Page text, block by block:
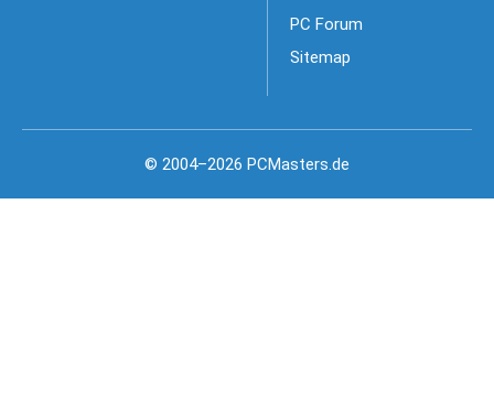
PC Forum
Sitemap
© 2004–2026 PCMasters.de